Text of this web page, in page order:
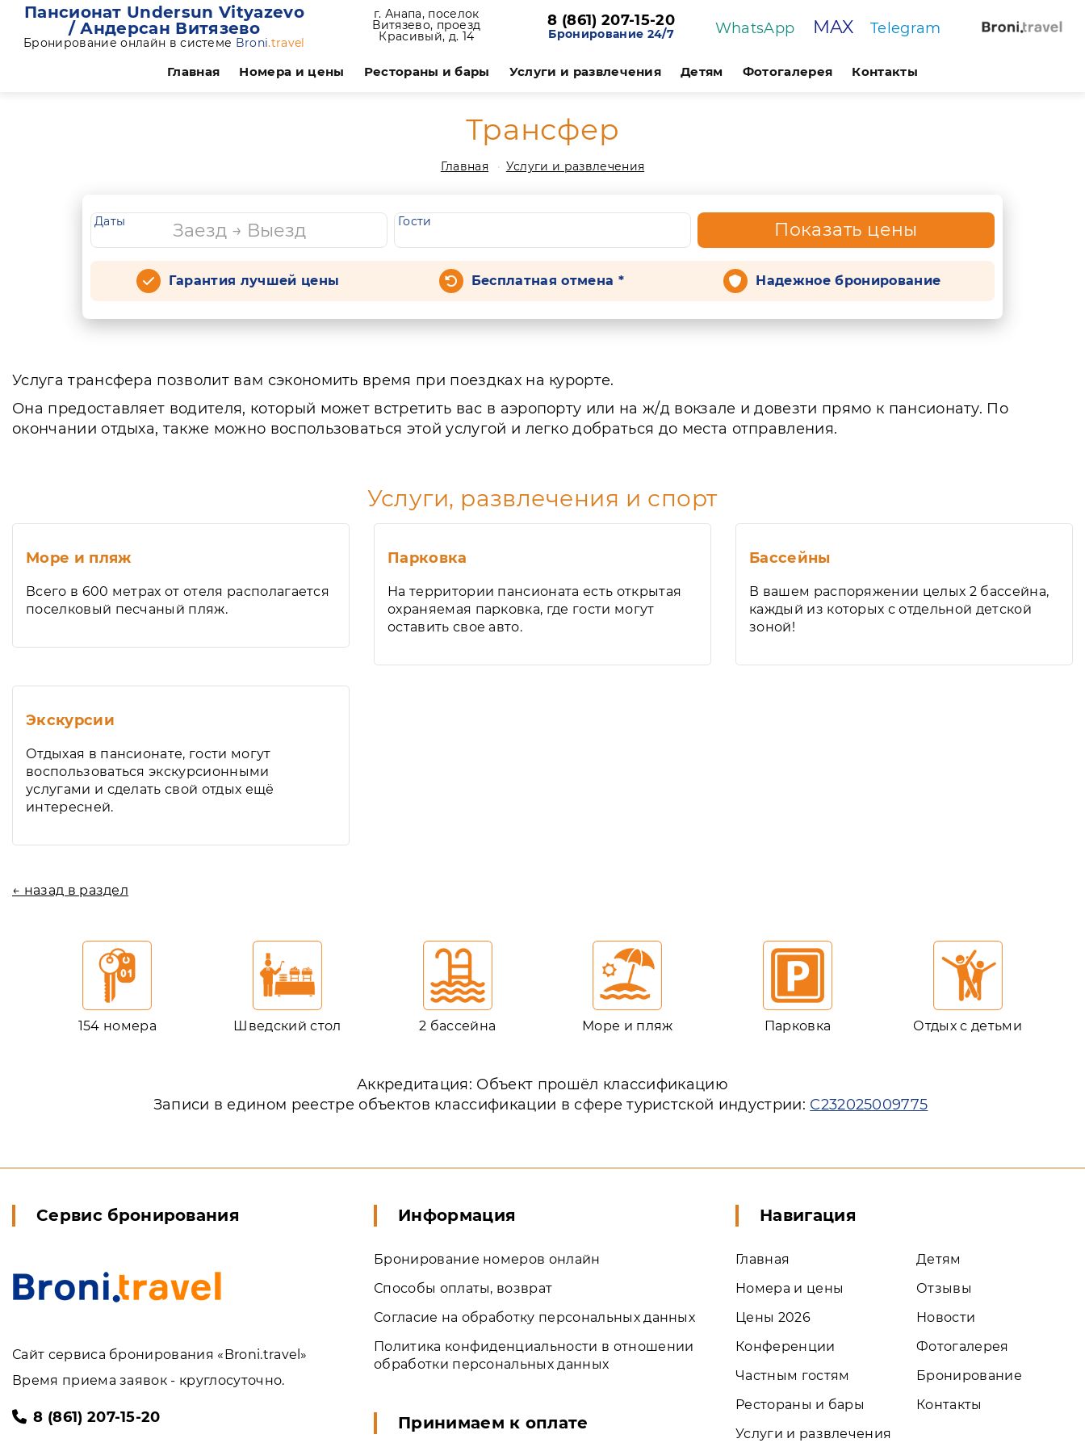
Пансионат Undersun Vityazevo
/ Андерсан Витязево
Бронирование онлайн в системе Broni.travel
г. Анапа, поселок
Витязево, проезд
Красивый, д. 14
8 (861) 207-15-20
Бронирование 24/7 WhatsApp MAX Telegram
Главная Номера и цены Рестораны и бары Услуги и развлечения Детям Фотогалерея Контакты
Трансфер
Главная Услуги и развлечения
Даты Гости Показать цены
Гарантия лучшей цены Бесплатная отмена * Надежное бронирование
Услуга трансфера позволит вам сэкономить время при поездках на курорте.
Она предоставляет водителя, который может встретить вас в аэропорту или на ж/д вокзале и довезти прямо к пансионату. По
окончании отдыха, также можно воспользоваться этой услугой и легко добраться до места отправления.
Услуги, развлечения и спорт
Море и пляж
Всего в 600 метрах от отеля располагается
поселковый песчаный пляж.
Парковка
На территории пансионата есть открытая
охраняемая парковка, где гости могут
оставить свое авто.
Бассейны
В вашем распоряжении целых 2 бассейна,
каждый из которых с отдельной детской
зоной!
Экскурсии
Отдыхая в пансионате, гости могут
воспользоваться экскурсионными
услугами и сделать свой отдых ещё
интересней.
← назад в раздел
154 номера Шведский стол 2 бассейна Море и пляж Парковка Отдых с детьми
Аккредитация: Объект прошёл классификацию
Записи в едином реестре объектов классификации в сфере туристской индустрии: С232025009775
Сервис бронирования
Сайт сервиса бронирования «Broni.travel»
Время приема заявок - круглосуточно.
8 (861) 207-15-20
Информация
Бронирование номеров онлайн
Способы оплаты, возврат
Согласие на обработку персональных данных
Политика конфиденциальности в отношении
обработки персональных данных
Принимаем к оплате
Навигация
Главная
Номера и цены
Цены 2026
Конференции
Частным гостям
Рестораны и бары
Услуги и развлечения
Детям
Отзывы
Новости
Фотогалерея
Бронирование
Контакты